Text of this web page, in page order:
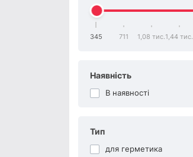
345 711 1,08 тис.1,44 тис.
Наявність
В наявності
Тип
для герметика